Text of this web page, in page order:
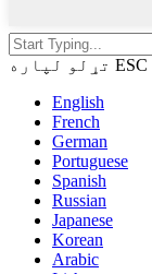
English
French
German
Portuguese
Spanish
Russian
Japanese
Korean
Arabic